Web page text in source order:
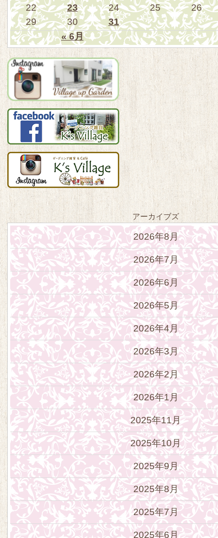
« 6月
22
23 24 25
26
29
30 31
アーカイブズ
2026年8月
2026年7月
2026年6月
2026年5月
2026年4月
2026年3月
2026年2月
2026年1月
2025年11月
2025年10月
2025年9月
2025年8月
2025年7月
2025年6月